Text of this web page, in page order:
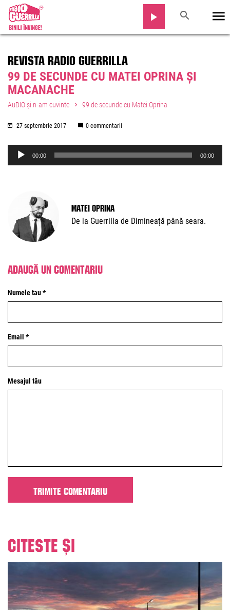
REVISTA RADIO GUERRILLA
99 DE SECUNDE CU MATEI OPRINA ȘI
MACANACHE
AuDIO și n-am cuvinte 99 de secunde cu Matei Oprina
27 septembrie 2017 0 commentarii
Audio
Player
00:00 00:00
Matei Oprina
De la Guerrilla de Dimineață până seara.
Adaugă un comentariu
Numele tau *
Email *
Mesajul tău
Citeste și